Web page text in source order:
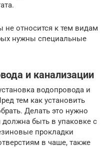
относится к тем видам
нужны специальные
и канализации
водопровода и
тем как установить
Делать это нужно
должна быть в упаковке с
прокладки
в чаше, также